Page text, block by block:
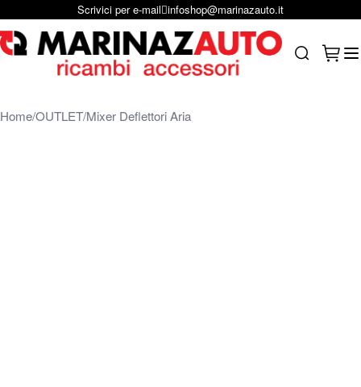
Salta al contenutoScrivici per e-mail infoshop@marinazauto.it
HomeOUTLET Mixer Deflettori Aria